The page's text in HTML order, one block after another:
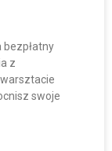
bezpłatny
z
swoje